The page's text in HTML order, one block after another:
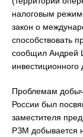
налоговым
закон о
способствовать
сообщил Андрей
Проблемам
России был
заместителя
РЗМ добывается